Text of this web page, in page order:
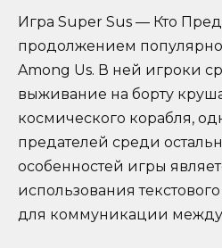
Игра Super Sus — Кто
продолжением
Among Us. В ней игроки
выживание на борту
космического корабля,
предателей среди
особенностей игры
использования
для коммуникации